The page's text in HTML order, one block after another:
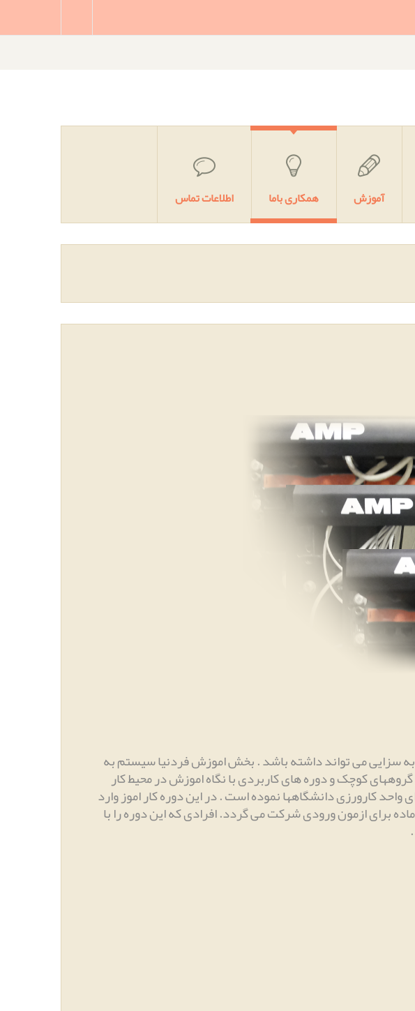
آموزش همکاری باما اطلاعات تماس
سزایی می تواند داشته باشد.بخش اموزش فردنیا سیستم به
سال ۱۳۸۶ ایجاد گردید و در این سالها در گروههای کوچک و دوره های کاربردی با نگاه اموزش در محیط کار
واحد کارورزی دانشگاهها نموده است.در این دوره کار اموز وارد
برای ازمون ورودی شرکت می گردد.افرادی که این دوره را با
.